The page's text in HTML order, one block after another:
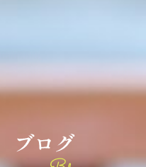
ブ